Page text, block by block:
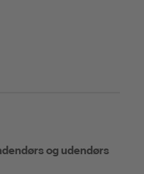
og udendørs